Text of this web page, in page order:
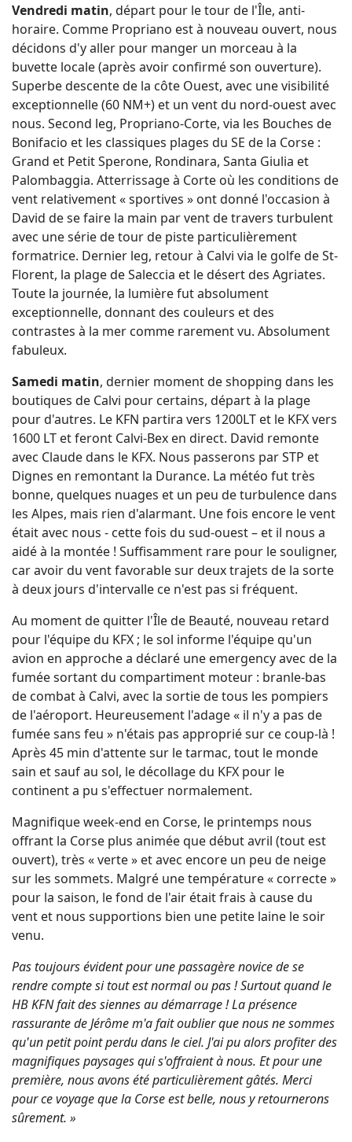
Vendredi matin, départ pour le tour de l'Île, anti-
horaire. Comme Propriano est à nouveau ouvert, nous
décidons d'y aller pour manger un morceau à la
buvette locale (après avoir confirmé son ouverture).
Superbe descente de la côte Ouest, avec une visibilité
exceptionnelle (60 NM+) et un vent du nord-ouest avec
nous. Second leg, Propriano-Corte, via les Bouches de
Bonifacio et les classiques plages du SE de la Corse :
Grand et Petit Sperone, Rondinara, Santa Giulia et
Palombaggia. Atterrissage à Corte où les conditions de
vent relativement « sportives » ont donné l'occasion à
David de se faire la main par vent de travers turbulent
avec une série de tour de piste particulièrement
formatrice. Dernier leg, retour à Calvi via le golfe de St-
Florent, la plage de Saleccia et le désert des Agriates.
Toute la journée, la lumière fut absolument
exceptionnelle, donnant des couleurs et des
contrastes à la mer comme rarement vu. Absolument
fabuleux.
Samedi matin, dernier moment de shopping dans les
boutiques de Calvi pour certains, départ à la plage
pour d'autres. Le KFN partira vers 1200LT et le KFX vers
1600 LT et feront Calvi-Bex en direct. David remonte
avec Claude dans le KFX. Nous passerons par STP et
Dignes en remontant la Durance. La météo fut très
bonne, quelques nuages et un peu de turbulence dans
les Alpes, mais rien d'alarmant. Une fois encore le vent
était avec nous - cette fois du sud-ouest – et il nous a
aidé à la montée ! Suffisamment rare pour le souligner,
car avoir du vent favorable sur deux trajets de la sorte
à deux jours d'intervalle ce n'est pas si fréquent.
Au moment de quitter l'Île de Beauté, nouveau retard
pour l'équipe du KFX ; le sol informe l'équipe qu'un
avion en approche a déclaré une emergency avec de la
fumée sortant du compartiment moteur : branle-bas
de combat à Calvi, avec la sortie de tous les pompiers
de l'aéroport. Heureusement l'adage « il n'y a pas de
fumée sans feu » n'étais pas approprié sur ce coup-là !
Après 45 min d'attente sur le tarmac, tout le monde
sain et sauf au sol, le décollage du KFX pour le
continent a pu s'effectuer normalement.
Magnifique week-end en Corse, le printemps nous
offrant la Corse plus animée que début avril (tout est
ouvert), très « verte » et avec encore un peu de neige
sur les sommets. Malgré une température « correcte »
pour la saison, le fond de l'air était frais à cause du
vent et nous supportions bien une petite laine le soir
venu.
Pas toujours évident pour une passagère novice de se
rendre compte si tout est normal ou pas ! Surtout quand le
HB KFN fait des siennes au démarrage ! La présence
rassurante de Jérôme m'a fait oublier que nous ne sommes
qu'un petit point perdu dans le ciel. J'ai pu alors profiter des
magnifiques paysages qui s'offraient à nous. Et pour une
première, nous avons été particulièrement gâtés. Merci
pour ce voyage que la Corse est belle, nous y retournerons
sûrement. »